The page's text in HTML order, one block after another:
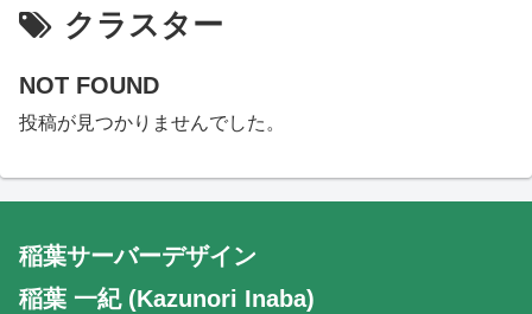
クラスター
NOT FOUND
投稿が見つかりませんでした。
稲葉サーバーデザイン
稲葉 一紀 (Kazunori Inaba)